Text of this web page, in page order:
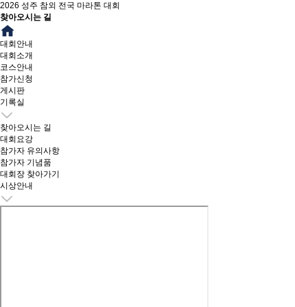
2026 성주 참외 전국 마라톤 대회
찾아오시는 길
대회안내
대회소개
코스안내
참가신청
게시판
기록실
찾아오시는 길
대회요강
참가자 유의사항
참가자 기념품
대회장 찾아가기
시상안내